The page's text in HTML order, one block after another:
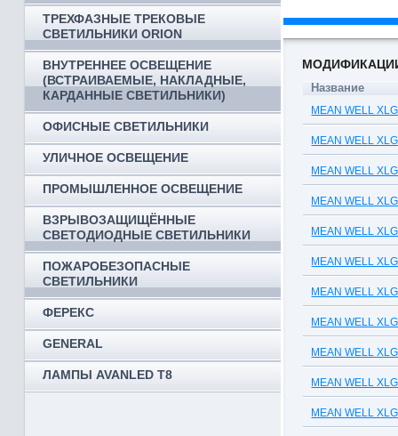
ТРЕХФАЗНЫЕ ТРЕКОВЫЕ
СВЕТИЛЬНИКИ ORION
ВНУТРЕННЕЕ ОСВЕЩЕНИЕ
(ВСТРАИВАЕМЫЕ, НАКЛАДНЫЕ,
КАРДАННЫЕ СВЕТИЛЬНИКИ)
ОФИСНЫЕ СВЕТИЛЬНИКИ
УЛИЧНОЕ ОСВЕЩЕНИЕ
ПРОМЫШЛЕННОЕ ОСВЕЩЕНИЕ
ВЗРЫВОЗАЩИЩЁННЫЕ
СВЕТОДИОДНЫЕ СВЕТИЛЬНИКИ
ПОЖАРОБЕЗОПАСНЫЕ
СВЕТИЛЬНИКИ
ФЕРЕКС
GENERAL
ЛАМПЫ AVANLED T8
Название
MEAN WELL
MEAN WELL
MEAN WELL
MEAN WELL
MEAN WELL
MEAN WELL
MEAN WELL
MEAN WELL
MEAN WELL
MEAN WELL
MEAN WELL